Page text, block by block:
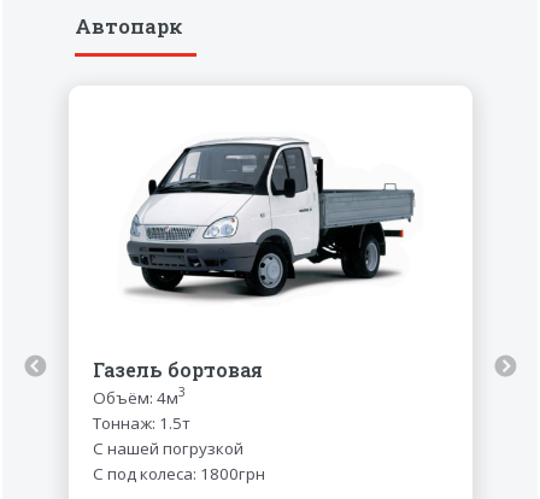
Автопарк
Газель бортовая
Объём: 4м3
Тоннаж: 1.5т
С нашей погрузкой
С под колеса: 1800грн